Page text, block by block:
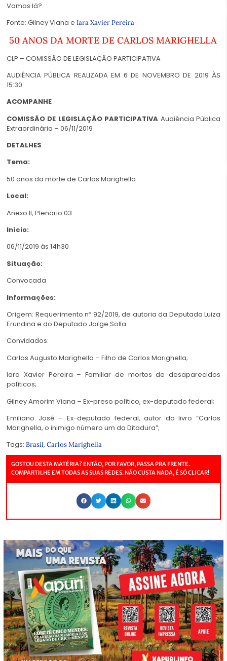
Vamos lá?
Fonte: Gilney Viana e Iara Xavier Pereira
50 ANOS DA MORTE DE CARLOS MARIGHELLA
CLP – COMISSÃO DE LEGISLAÇÃO PARTICIPATIVA
AUDIÊNCIA PÚBLICA REALIZADA EM 6 DE NOVEMBRO DE 2019 ÀS
15:30
ACOMPANHE
COMISSÃO DE LEGISLAÇÃO PARTICIPATIVA Audiência Pública
Extraordinária – 06/11/2019
DETALHES
Tema:
50 anos da morte de Carlos Marighella
Local:
Anexo II, Plenário 03
Início:
06/11/2019 às 14h30
Situação:
Convocada
Informações:
Origem: Requerimento nº 92/2019, de autoria da Deputada Luiza
Erundina e do Deputado Jorge Solla.
Convidados:
Carlos Augusto Marighella – Filho de Carlos Marighella;
Iara Xavier Pereira – Familiar de mortos de desaparecidos
políticos;
Gilney Amorim Viana – Ex-preso político, ex-deputado federal;
Emiliano José – Ex-deputado federal, autor do livro “Carlos
Marighella, o inimigo número um da Ditadura”;
Tags: Brasil, Carlos Marighella
GOSTOU DESTA MATÉRIA? ENTÃO, POR FAVOR, PASSA PRA FRENTE.
COMPARTILHE EM TODAS AS SUAS REDES. NÃO CUSTA NADA, É SÓ CLICAR!